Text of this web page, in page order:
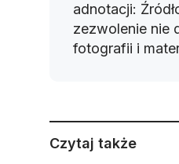
adnotacji:
zezwolenie nie
fotografii i
Czytaj także